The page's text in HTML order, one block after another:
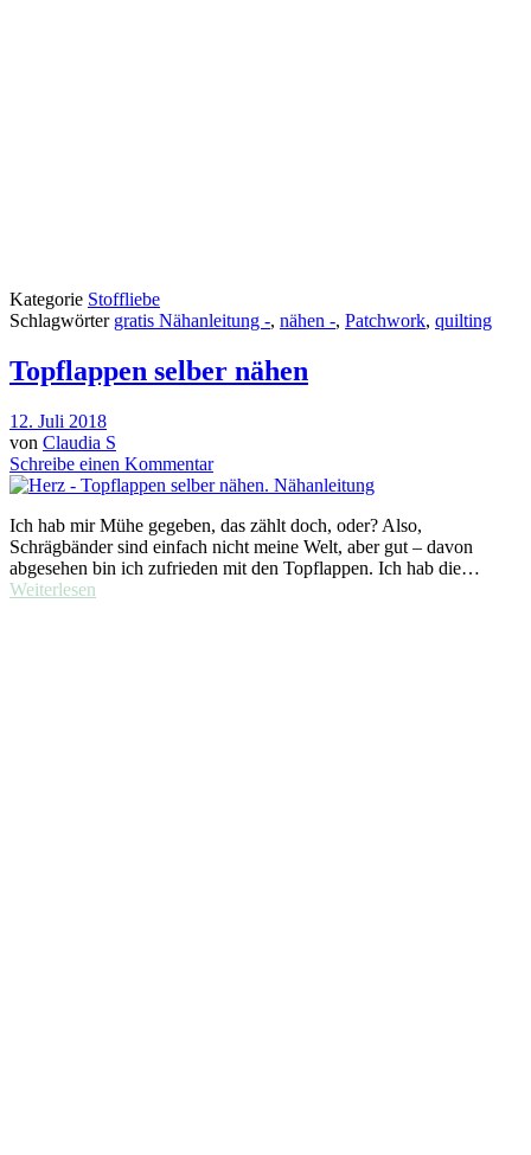
Kategorie Stoffliebe
Schlagwörter gratis Nähanleitung -, nähen -, Patchwork, quilting
Topflappen selber nähen
12. Juli 2018
von Claudia S
Schreibe einen Kommentar
Ich hab mir Mühe gegeben, das zählt doch, oder? Also,
Schrägbänder sind einfach nicht meine Welt, aber gut – davon
abgesehen bin ich zufrieden mit den Topflappen. Ich hab die…
Weiterlesen